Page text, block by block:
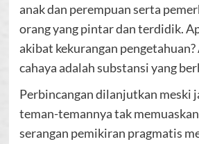
anak dan perempuan serta
orang yang pintar dan terdidik.
akibat kekurangan pengetahuan?
cahaya adalah substansi yang
Perbincangan dilanjutkan meski
teman-temannya tak
serangan pemikiran pragmatis